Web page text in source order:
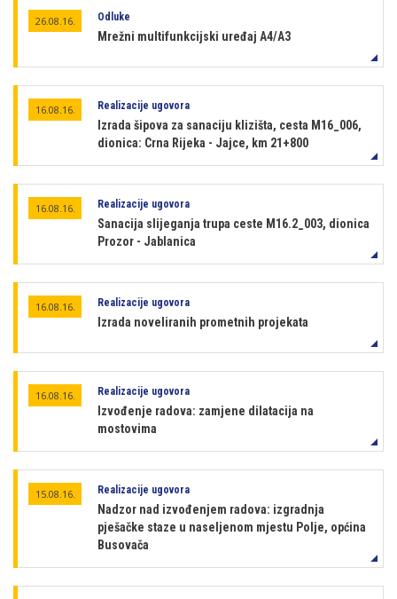
26.08.16. Odluke
Mrežni multifunkcijski uređaj A4/A3
16.08.16. Realizacije ugovora
Izrada šipova za sanaciju klizišta, cesta M16_006,
dionica: Crna Rijeka - Jajce, km 21+800
16.08.16. Realizacije ugovora
Sanacija slijeganja trupa ceste M16.2_003, dionica
Prozor - Jablanica
16.08.16. Realizacije ugovora
Izrada noveliranih prometnih projekata
16.08.16. Realizacije ugovora
Izvođenje radova: zamjene dilatacija na
mostovima
15.08.16. Realizacije ugovora
Nadzor nad izvođenjem radova: izgradnja
pješačke staze u naseljenom mjestu Polje, općina
Busovača